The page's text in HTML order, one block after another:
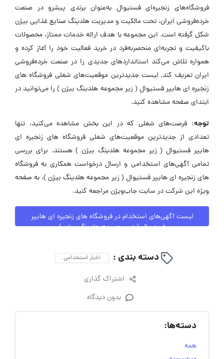
فروشگاه‌های زنجیره‌ای فستیوال به‌عنوان برندی پیشرو در صنعت
خرده‌فروشی ایران، تحت مالکیت و مدیریت هلدینگ صنایع غذایی بیژن
شکل گرفته است. این مجموعه با هدف ارائه خدمات ممتاز، محصولات
باکیفیت و تجربه‌ای منحصربه‌فرد در خرید فعالیت خود را آغاز کرده و
همواره تلاش می‌کند استانداردهای جدیدی را در صنعت خرده‌فروشی
ایران تعریف کند. لیست جدیدترین موقعیت‌های شغلی فروشگاه های
زنجیره ای هایپر فستیوال ( زیر مجموعه هلدینگ بیژن ) را می‌توانید در
ابتدای صفحه مشاهده کنید.
توجه: فرصت‌های شغلی که در این بخش مشاهده می‌کنید، تنها
تعدادی از جدیدترین موقعیت‌های شغلی فروشگاه های زنجیره ای
هایپر فستیوال ( زیر مجموعه هلدینگ بیژن ) هستند. برای بررسی
تمامی آگهی‌های استخدامی و ارسال درخواست همکاری به فروشگاه
های زنجیره ای هایپر فستیوال ( زیر مجموعه هلدینگ بیژن )، به صفحه
ویژه این شرکت در سایت جاب‌ویژن مراجعه کنید.
لیست آگهی‌های استخدام در فروشگاه های زنجیره ای هایپر
فستیوال ( زیر مجموعه هلدینگ بیژن )
دسته بندی : اخبار استخدامی
اشتراک گذاری
بدون دیدگاه
دسته‌ها:
همه